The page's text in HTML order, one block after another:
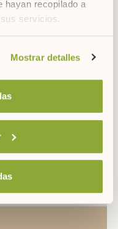
hayan recopilado a
servicios.
Mostrar detalles